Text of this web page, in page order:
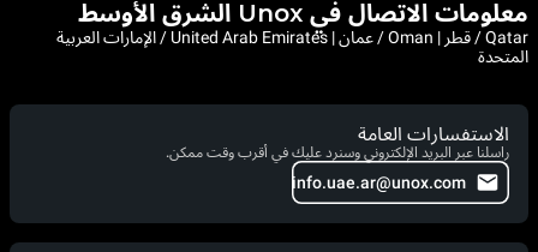
معلومات الاتصال في Unox الشرق الأوسط
Qatar / قطر | Oman / عمان | United Arab Emirates / الإمارات العربية
المتحدة
الاستفسارات العامة
راسلنا عبر البريد الإلكتروني وسنرد عليك في أقرب وقت ممكن.
info.uae.ar@unox.com